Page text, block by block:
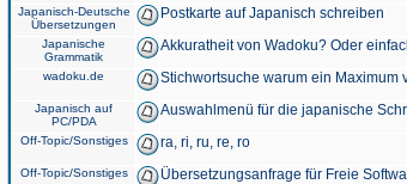
Japanisch-Deutsche
Übersetzungen
Postkarte auf Japanisch schreiben
Japanische
Grammatik
Akkuratheit von Wadoku? Oder
wadoku.de Stichwortsuche warum ein Maximum
Japanisch auf
PC/PDA
Auswahlmenü für die japanische
Off-Topic/Sonstiges ra, ri, ru, re, ro
Off-Topic/Sonstiges Übersetzungsanfrage für Freie